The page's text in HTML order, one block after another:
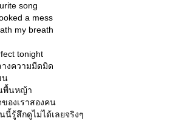
song
a mess
my breath
tonight
งความมืดมิด
น
พื้นหญ้า
องเราสองคน
รู้สึกดูไม่ได้เลยจริงๆ